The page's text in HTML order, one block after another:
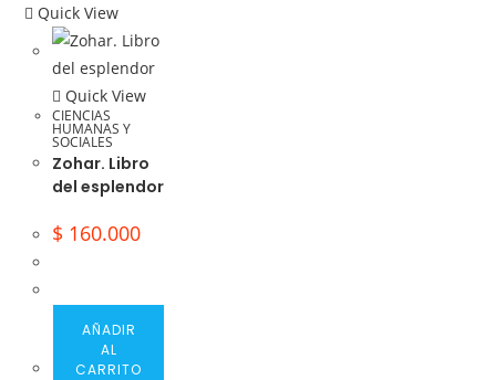
Quick View
Quick View
CIENCIAS
HUMANAS Y
SOCIALES
Zohar. Libro
del esplendor
$ 160.000
AÑADIR
AL
CARRITO